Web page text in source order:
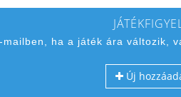
ha a játék ára változik,
Új